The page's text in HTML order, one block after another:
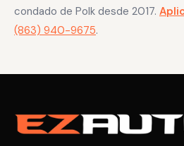
condado de Polk desde 2017.
(863) 940-9675.